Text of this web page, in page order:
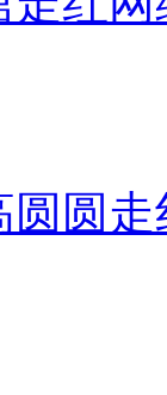
圆圆走